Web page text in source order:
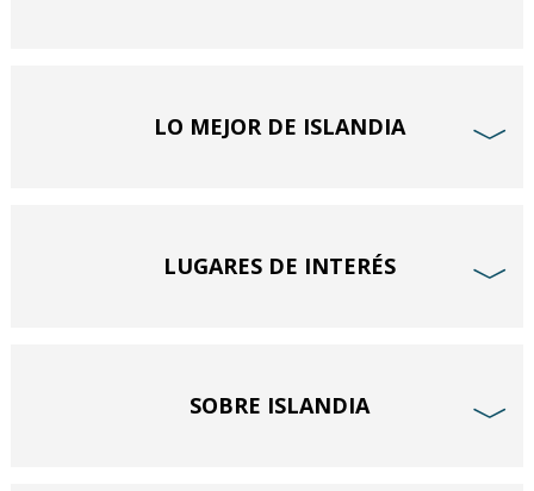
LO MEJOR DE ISLANDIA ﹀
LUGARES DE INTERÉS ﹀
SOBRE ISLANDIA ﹀